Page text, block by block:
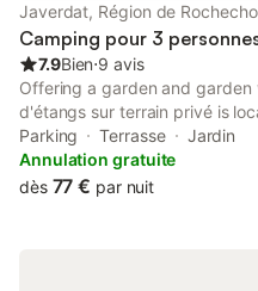
Javerdat, Région de
Camping pour 3
7.9Bien⋅9 avis
Offering a garden and garden
d'étangs sur terrain privé is
ESTER Limoges Technopole
Métropole. This property
private parking.
Parking Terrasse
Jardin
Annulation gratuite
dès 77 € par nuit